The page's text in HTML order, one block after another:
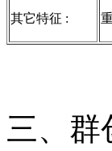
其它特征 :
三、群